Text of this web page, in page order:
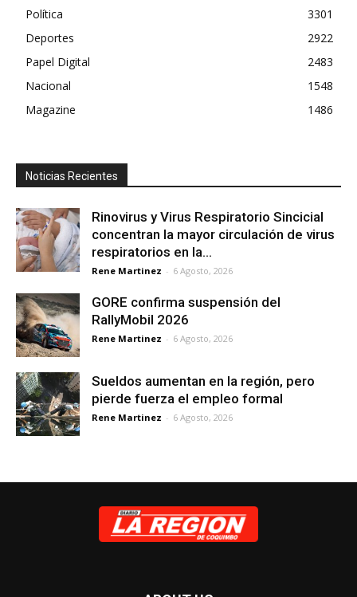
Política
3301
Deportes
2922
Papel Digital
2483
Nacional
1548
Magazine
1486
Noticias Recientes
Rinovirus y Virus Respiratorio Sincicial
concentran la mayor circulación de virus
respiratorios en la...
Rene Martinez - 6 Agosto, 2026
GORE confirma suspensión del
RallyMobil 2026
Rene Martinez - 6 Agosto, 2026
Sueldos aumentan en la región, pero
pierde fuerza el empleo formal
Rene Martinez - 6 Agosto, 2026